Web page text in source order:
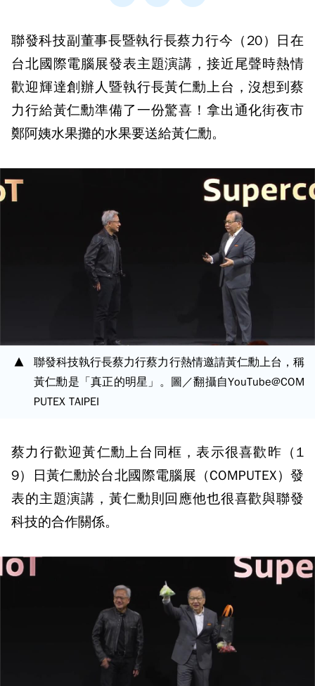
聯發科技副董事長暨執行長蔡力行今（20）日在
台北國際電腦展發表主題演講，接近尾聲時熱情
歡迎輝達創辦人暨執行長黃仁勳上台，沒想到蔡
力行給黃仁勳準備了一份驚喜！拿出通化街夜市
鄭阿姨水果攤的水果要送給黃仁勳。
聯發科技執行長蔡力行蔡力行熱情邀請黃仁勳上台，稱
黃仁勳是「真正的明星」。圖／翻攝自YouTube@COM
PUTEX TAIPEI
蔡力行歡迎黃仁勳上台同框，表示很喜歡昨（1
9）日黃仁勳於台北國際電腦展（COMPUTEX）發
表的主題演講，黃仁勳則回應他也很喜歡與聯發
科技的合作關係。